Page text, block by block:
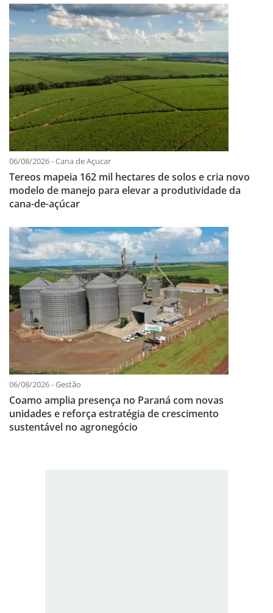
06/08/2026 - Cana de Açucar
Tereos mapeia 162 mil hectares de solos e cria novo
modelo de manejo para elevar a produtividade da
cana-de-açúcar
06/08/2026 - Gestão
Coamo amplia presença no Paraná com novas
unidades e reforça estratégia de crescimento
sustentável no agronegócio